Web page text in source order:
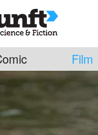
Film